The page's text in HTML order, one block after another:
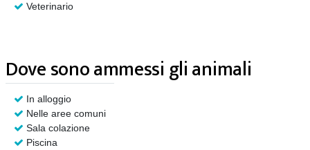
Veterinario
Dove sono ammessi gli animali
In alloggio
Nelle aree comuni
Sala colazione
Piscina